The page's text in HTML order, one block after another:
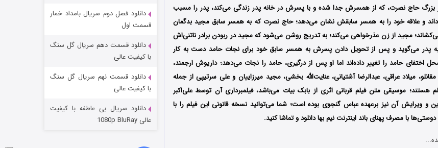
بزرگ حاج نصرت، که از همسرش جدا شده و با پسرش در خانه پدر زندگی می‌کند،‌ پدر را مسبب
و علاقه خود را به همسر سابقش نشان می‌دهد؛ حاج نصرت که به همسر سابق مجید بدگمان
مجید از زن عذرخواهی می‌کند؛ به تدریج روشن می‌شود که مجید در ربودن برادر ناتنی‌اش
پدر می‌گوید و پس از تحویل دادن پسرش به همسر سابق خود برای نجات حامد دست به کار
اختفای حامد را تغییر داده‌اند‌ اما او پس از درگیری، حامد را نجات می‌دهد؛ داریوش ارجمند،
میلاد عراقی، عبدالرضا آشتیانی، عنایت‌الله بخشی، مجید میرزاییان و علی سرتیپی از جمله
هستند؛ موسیقی متن فیلم قربانی اثری از بابک بیات می‌باشد، فیلمبرداری آن توسط علی‌اکبر
و ویرایش آن نیز برعهده عباس گنجوی بوده است؛ شما می‌توانید نسخه قانونی این فیلم را با
با مصرف پهنای باند اینترنت نیم بها دانلود و تماشا کنید.
شکست استوارت در نجات جهان
قسمت ۷ (زیرنویس) منتشر شد
دانلود فصل دوم سریال بامداد خمار
قسمت اول
دانلود قسمت دهم سریال گل سنگ
با کیفیت عالی
دانلود قسمت نهم سریال گل سنگ
با کیفیت عالی
دانلود سریال بی عاطفه با کیفیت
عالی 1080p BluRay